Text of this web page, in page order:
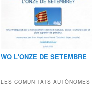
WQ L'ONZE DE SETEMBRE
LES COMUNITATS AUTÒNOMES